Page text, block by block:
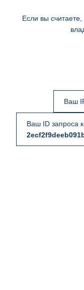
Если вы
Ваш
Ваш ID запроса